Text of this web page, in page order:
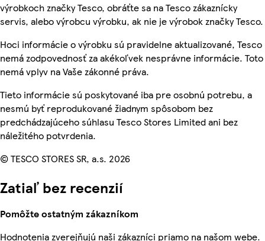
výrobkoch značky Tesco, obráťte sa na Tesco zákaznícky
servis, alebo výrobcu výrobku, ak nie je výrobok značky Tesco.
Hoci informácie o výrobku sú pravidelne aktualizované, Tesco
nemá zodpovednosť za akékoľvek nesprávne informácie. Toto
nemá vplyv na Vaše zákonné práva.
Tieto informácie sú poskytované iba pre osobnú potrebu, a
nesmú byť reprodukované žiadnym spôsobom bez
predchádzajúceho súhlasu Tesco Stores Limited ani bez
náležitého potvrdenia.
© TESCO STORES SR, a.s. 2026
Zatiaľ bez recenzií
Pomôžte ostatným zákazníkom
Hodnotenia zverejňujú naši zákazníci priamo na našom webe.